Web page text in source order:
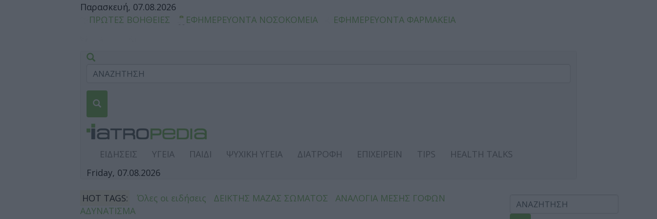
Παρασκευή, 07.08.2026
ΠΡΩΤΕΣ ΒΟΗΘΕΙΕΣ
ΕΦΗΜΕΡΕΥΟΝΤΑ ΝΟΣΟΚΟΜΕΙΑ ΕΦΗΜΕΡΕΥΟΝΤΑ ΦΑΡΜΑΚΕΙΑ
ΕΙΔΗΣΕΙΣ ΥΓΕΙΑ ΠΑΙΔΙ ΨΥΧΙΚΗ ΥΓΕΙΑ ΔΙΑΤΡΟΦΗ ΕΠΙΧΕΙΡΕΙΝ TIPS
HEALTH TALKS
Friday, 07.08.2026
HOT TAGS: Όλες οι ειδήσεις ΔΕΙΚΤΗΣ ΜΑΖΑΣ ΣΩΜΑΤΟΣ
ΑΝΑΛΟΓΙΑ ΜΕΣΗΣ ΓΟΦΩΝ
ΑΔΥΝΑΤΙΣΜΑ